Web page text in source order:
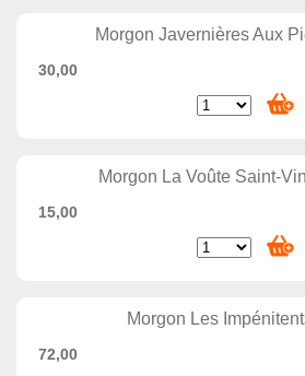
Morgon Javernières Aux
30,00
Morgon La Voûte Saint-
15,00
Morgon Les
72,00